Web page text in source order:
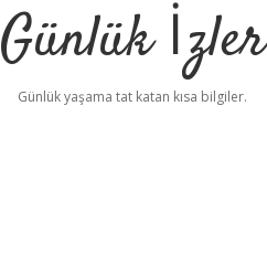
Günlük İzler
Günlük yaşama tat katan kısa bilgiler.